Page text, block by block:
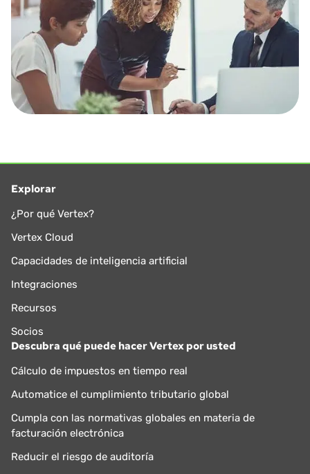
Explorar
¿Por qué Vertex?
Vertex Cloud
Capacidades de inteligencia artificial
Integraciones
Recursos
Socios
Descubra qué puede hacer Vertex por usted
Cálculo de impuestos en tiempo real
Automatice el cumplimiento tributario global
Cumpla con las normativas globales en materia de
facturación electrónica
Reducir el riesgo de auditoría